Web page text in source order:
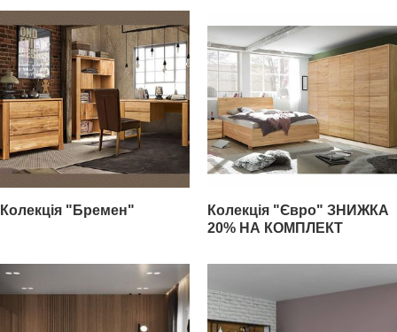
Колекція "Бремен"
Колекція "Євро" ЗНИЖКА
20% НА КОМПЛЕКТ